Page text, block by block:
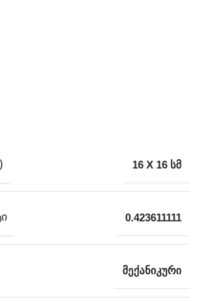
16 X 16 სმ
0.423611111
მექანიკური